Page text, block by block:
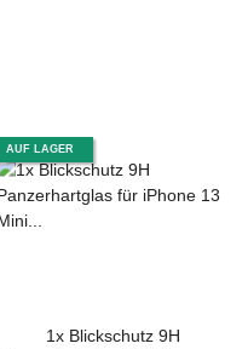
AUF LAGER
1x Blickschutz 9H